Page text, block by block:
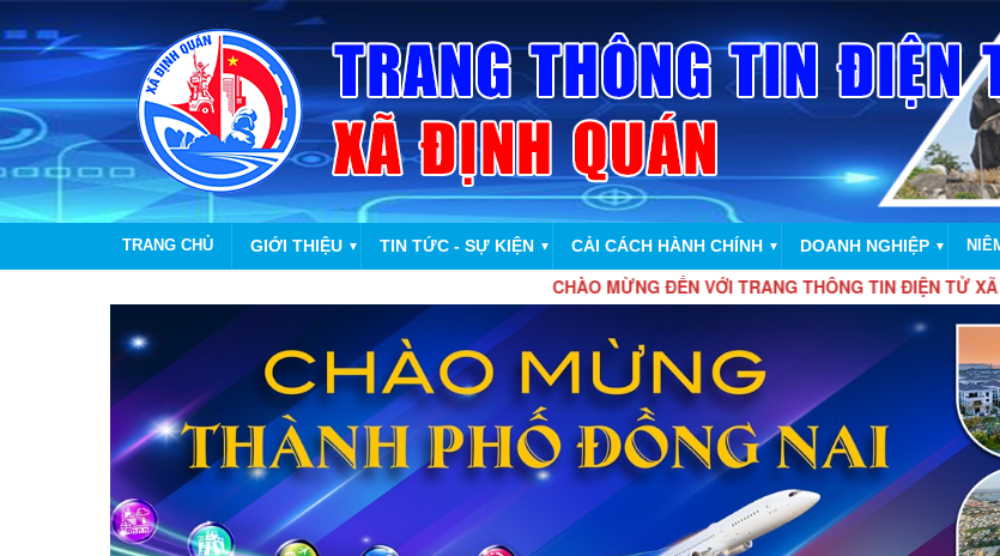
TRANG CHỦ GIỚI THIỆU ▼ TIN TỨC - SỰ KIỆN ▼ CẢI CÁCH HÀNH CHÍNH ▼ DOANH NGHIỆP ▼
CHÀO MỪNG ĐẾN VỚI TRANG THÔNG TIN ĐIỆN TỬ XÃ ĐỊNH